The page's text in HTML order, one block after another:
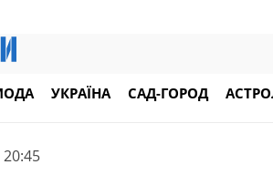
УКРАЇНА САД-ГОРОД
20:45